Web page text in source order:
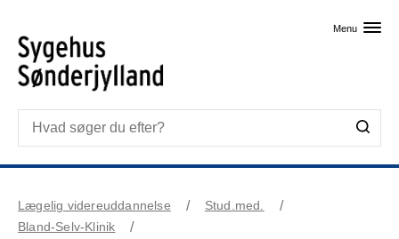
Menu
Lægelig videreuddannelse
Stud.med.
Bland-Selv-Klinik